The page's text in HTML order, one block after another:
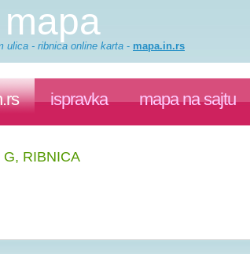
ulica - ribnica online karta - mapa.in.rs
ispravka mapa na sajtu
G, RIBNICA